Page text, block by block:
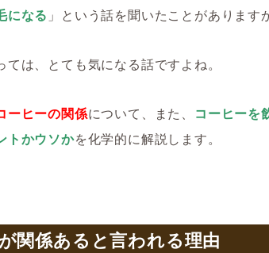
になる 」という話を聞いたことがあります
は、とても気になる話ですよね。
ーヒーの関係について、また、 コーヒーを
トかウソかを化学的に解説します。
関係あると言われる理由